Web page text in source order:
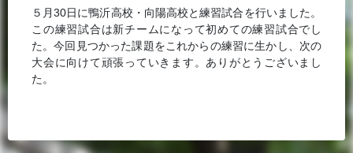
５月30日に鴨沂高校・向陽高校と練習試合を行いました。
この練習試合は新チームになって初めての練習試合でし
た。今回見つかった課題をこれからの練習に生かし、次の
大会に向けて頑張っていきます。ありがとうございまし
た。